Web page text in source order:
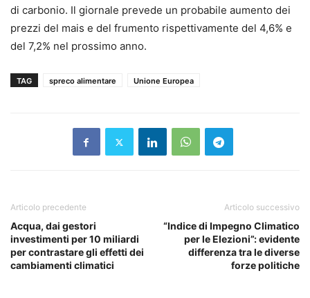
di carbonio. Il giornale prevede un probabile aumento dei
prezzi del mais e del frumento rispettivamente del 4,6% e
del 7,2% nel prossimo anno.
TAG spreco alimentare Unione Europea
Articolo precedente
Acqua, dai gestori
investimenti per 10 miliardi
per contrastare gli effetti dei
cambiamenti climatici
Articolo successivo
“Indice di Impegno Climatico
per le Elezioni”: evidente
differenza tra le diverse
forze politiche